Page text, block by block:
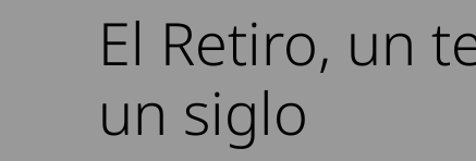
El Retiro, un
un siglo